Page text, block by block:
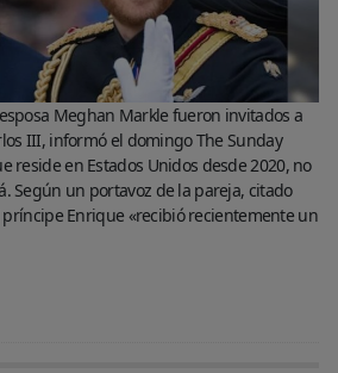
Meghan Markle fueron invitados a
III, informó el domingo The Sunday
reside en Estados Unidos desde 2020, no
Según un portavoz de la pareja, citado
Enrique «recibió recientemente un